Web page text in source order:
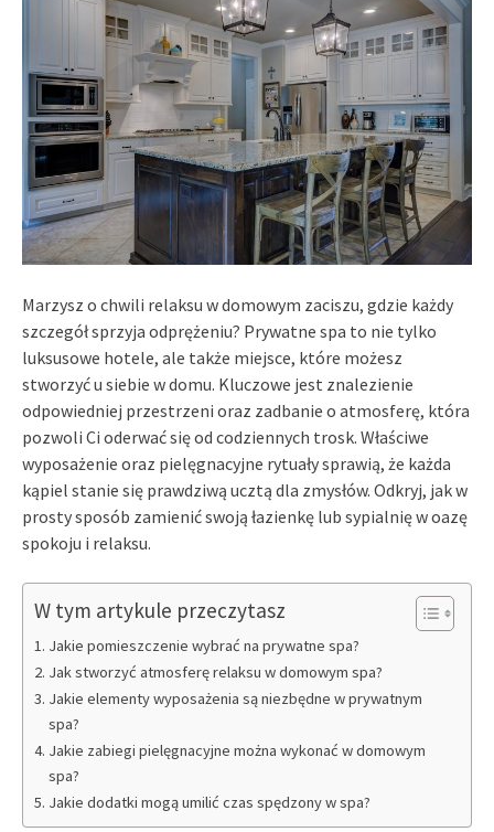
Marzysz o chwili relaksu w domowym zaciszu, gdzie każdy
szczegół sprzyja odprężeniu? Prywatne spa to nie tylko
luksusowe hotele, ale także miejsce, które możesz
stworzyć u siebie w domu. Kluczowe jest znalezienie
odpowiedniej przestrzeni oraz zadbanie o atmosferę, która
pozwoli Ci oderwać się od codziennych trosk. Właściwe
wyposażenie oraz pielęgnacyjne rytuały sprawią, że każda
kąpiel stanie się prawdziwą ucztą dla zmysłów. Odkryj, jak w
prosty sposób zamienić swoją łazienkę lub sypialnię w oazę
spokoju i relaksu.
W tym artykule przeczytasz
Jakie pomieszczenie wybrać na prywatne spa?
Jak stworzyć atmosferę relaksu w domowym spa?
Jakie elementy wyposażenia są niezbędne w prywatnym
spa?
Jakie zabiegi pielęgnacyjne można wykonać w domowym
spa?
Jakie dodatki mogą umilić czas spędzony w spa?